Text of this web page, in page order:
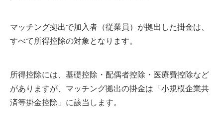
マッチング拠出で加入者（従業員）が拠出した掛金は、
すべて所得控除の対象となります。
所得控除には、基礎控除・配偶者控除・医療費控除など
がありますが、マッチング拠出の掛金は「小規模企業共
済等掛金控除」に該当します。